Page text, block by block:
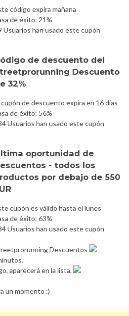
código expira mañana
de éxito: 21%
Usuarios han usado este cupón
de descuento del
Descuento
32%
cupón de descuento expira en 16 días
de éxito: 56%
Usuarios han usado este cupón
oportunidad de
- todos los
por debajo de 550
cupón es válido hasta el lunes
de éxito: 63%
Usuarios han usado este cupón
Descuentos
aparecerá en la lista.
un momento :)